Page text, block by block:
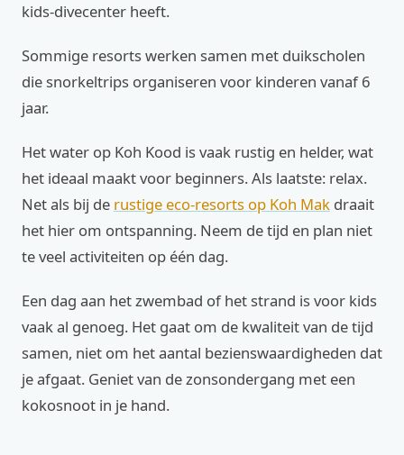
kids-divecenter heeft.
Sommige resorts werken samen met duikscholen
die snorkeltrips organiseren voor kinderen vanaf 6
jaar.
Het water op Koh Kood is vaak rustig en helder, wat
het ideaal maakt voor beginners. Als laatste: relax.
Net als bij de rustige eco-resorts op Koh Mak draait
het hier om ontspanning. Neem de tijd en plan niet
te veel activiteiten op één dag.
Een dag aan het zwembad of het strand is voor kids
vaak al genoeg. Het gaat om de kwaliteit van de tijd
samen, niet om het aantal bezienswaardigheden dat
je afgaat. Geniet van de zonsondergang met een
kokosnoot in je hand.